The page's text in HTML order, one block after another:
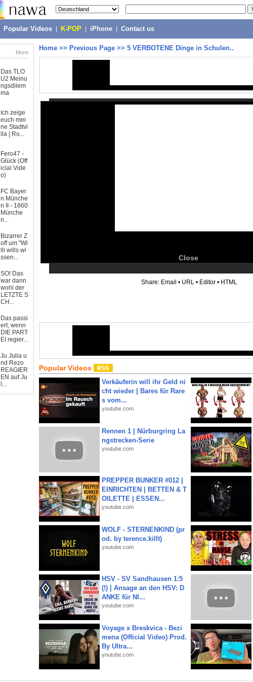
Popular Videos K-POP iPhone Contact us
More
Das TLO
U2 Meinu
ngsdilem
ma
Ich zeige
euch mei
ne Stadtvi
lla | Ro...
Fero47 -
Glück (Off
icial Vide
o)
FC Bayer
n Münche
n II - 1860
Münche
n...
Bizarrer Z
off um "Wi
lli wills wi
ssen...
SO! Das
war dann
wohl der
LETZTE S
CH...
Das passi
ert, wenn
DIE PART
EI regier...
Ju Julia u
nd Rezo
REAGIER
EN auf Ju
l...
Home >> Previous Page >> 5 VERBOTENE Dinge in Schulen..
Close
Share: Email • URL • Editor • HTML
Popular Videos
Verkäuferin will ihr Geld ni
cht wieder | Bares für Rare
s vom...
youtube.com
Rennen 1 | Nürburgring La
ngstrecken-Serie
youtube.com
PREPPER BUNKER #012 |
EINRICHTEN | BETTEN & T
OILETTE | ESSEN...
youtube.com
WOLF - STERNENKIND (pr
od. by terence.killt)
youtube.com
HSV - SV Sandhausen 1:5
(!) | Ansage an den HSV: D
ANKE für NI...
youtube.com
Voyage x Breskvica - Bezi
mena (Official Video) Prod.
By Ultra...
youtube.com